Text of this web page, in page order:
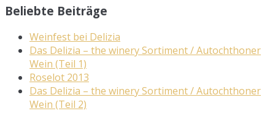
Beliebte Beiträge
Weinfest bei Delizia
Das Delizia – the winery Sortiment / Autochthoner
Wein (Teil 1)
Roselot 2013
Das Delizia – the winery Sortiment / Autochthoner
Wein (Teil 2)